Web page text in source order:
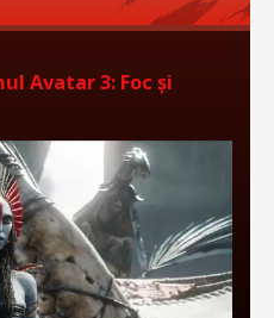
Avatar 3: Foc și